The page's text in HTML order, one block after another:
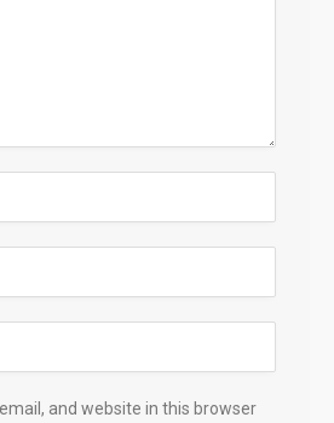
and website in this browser